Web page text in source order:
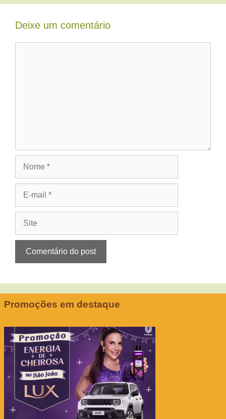
Deixe um comentário
Promoções em destaque